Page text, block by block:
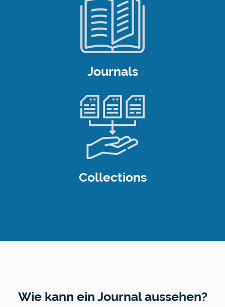
Journals
Collections
Wie kann ein Journal aussehen?